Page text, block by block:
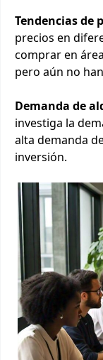
Tendencias de
precios en
comprar en
pero aún no
Demanda de
investiga la
alta demanda
inversión.